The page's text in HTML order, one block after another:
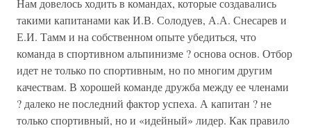
Нам довелось ходить в командах, которые создавались
такими капитанами как И.В. Солодуев, А.А. Снесарев и
Е.И. Тамм и на собственном опыте убедиться, что
команда в спортивном альпинизме ? основа основ. Отбор
идет не только по спортивным, но по многим другим
качествам. В хорошей команде дружба между ее членами
? далеко не последний фактор успеха. А капитан ? не
только спортивный, но и «идейный» лидер. Как правило